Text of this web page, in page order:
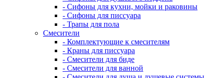
- Сифоны для кухни, мойки и раковины
- Сифоны для писсуара
- Трапы для пола
Смесители
- Комплектующие к смесителям
- Краны для писсуара
- Смесители для биде
- Смесители для ванной